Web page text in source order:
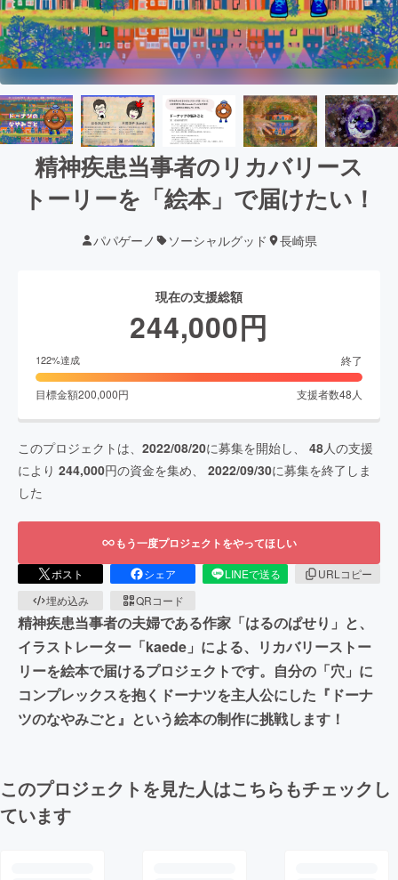
精神疾患当事者のリカバリース
トーリーを「絵本」で届けたい！
パパゲーノ ソーシャルグッド 長崎県
現在の支援総額
244,000円
122%達成 終了
目標金額200,000円 支援者数48 人
このプロジェクトは、 2022/08/20に募集を開始し、 48人の支援
により 244,000円の資金を集め、 2022/09/30に募集を終了しま
した
もう一度プロジェクトをやってほしい
ポスト シェア LINEで送る
URLコピー
埋め込み
QRコード
精神疾患当事者の夫婦である作家「はるのぱせり」と、
イラストレーター「kaede」による、リカバリーストー
リーを絵本で届けるプロジェクトです。自分の「穴」に
コンプレックスを抱くドーナツを主人公にした『ドーナ
ツのなやみごと』という絵本の制作に挑戦します！
このプロジェクトを見た人はこちらもチェックし
ています